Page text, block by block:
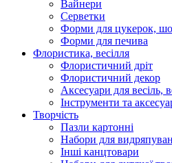
Вайнери
Серветки
Форми для цукерок,
Форми для печива
Флористика, весілля
Флористичний дріт
Флористичний декор
Аксесуари для весіль,
Інструменти та
Творчість
Пазли картонні
Набори для
Інші канцтовари